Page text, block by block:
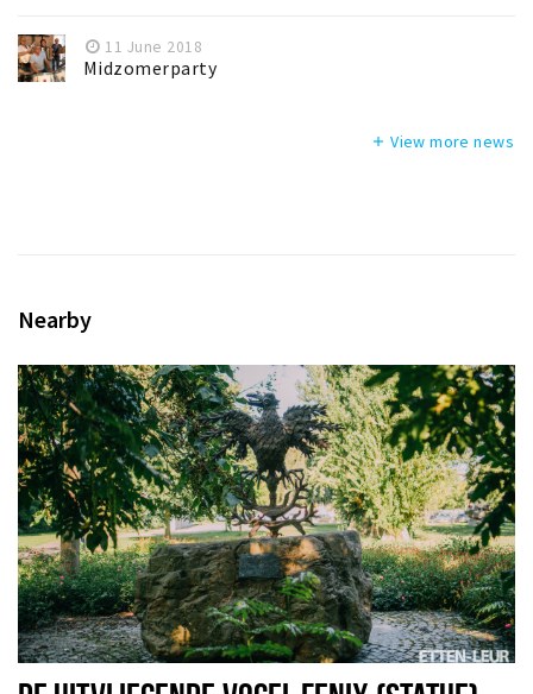
11 June 2018
Midzomerparty
add View more news
Nearby